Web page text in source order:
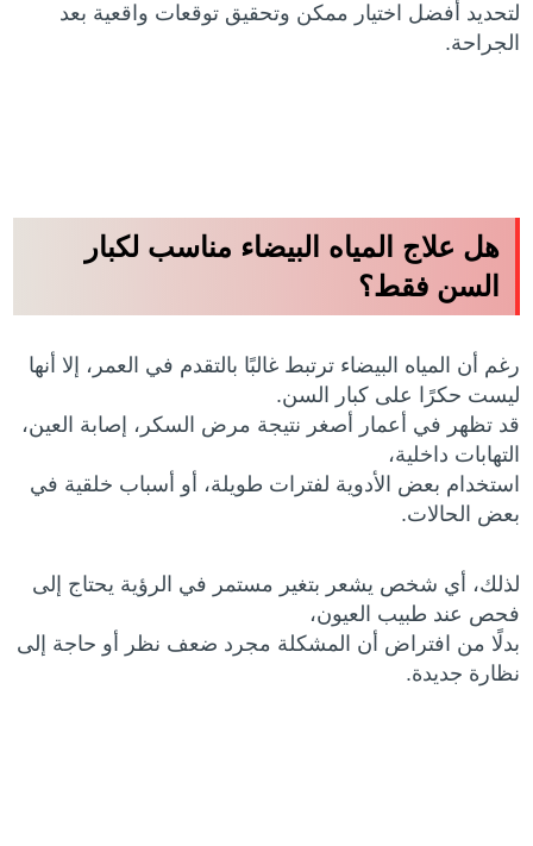
لتحديد أفضل اختيار ممكن وتحقيق توقعات واقعية بعد
الجراحة.
هل علاج المياه البيضاء مناسب لكبار
السن فقط؟
رغم أن المياه البيضاء ترتبط غالبًا بالتقدم في العمر، إلا أنها
ليست حكرًا على كبار السن.
قد تظهر في أعمار أصغر نتيجة مرض السكر، إصابة العين،
التهابات داخلية،
استخدام بعض الأدوية لفترات طويلة، أو أسباب خلقية في
بعض الحالات.
لذلك، أي شخص يشعر بتغير مستمر في الرؤية يحتاج إلى
فحص عند طبيب العيون،
بدلًا من افتراض أن المشكلة مجرد ضعف نظر أو حاجة إلى
نظارة جديدة.